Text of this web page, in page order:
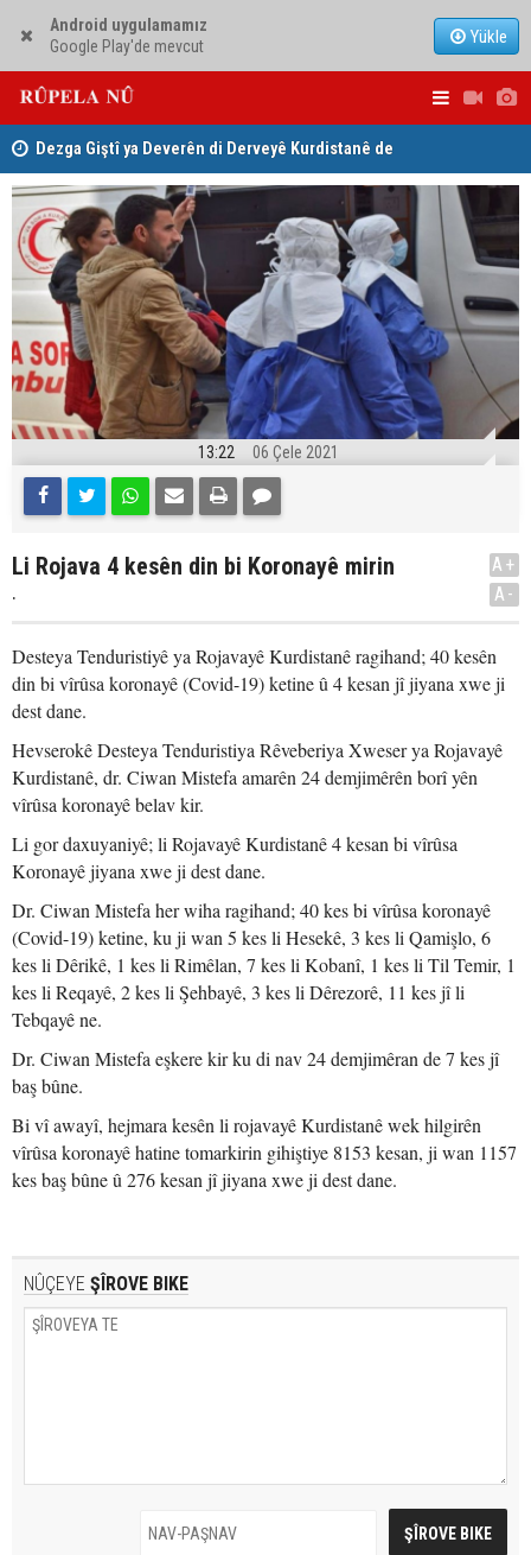
Android uygulamamız
Google Play'de mevcut
Yükle
Dezga Giştî ya Deverên di Derveyê Kurdistanê de
gotinên parêzgere Kerkûkê Muhammed Saman red kir
13:22 06 Çele 2021
Li Rojava 4 kesên din bi Koronayê mirin
.
A+
A-
Desteya Tenduristiyê ya Rojavayê Kurdistanê ragihand; 40 kesên
din bi vîrûsa koronayê (Covid-19) ketine û 4 kesan jî jiyana xwe ji
dest dane.
Hevserokê Desteya Tenduristiya Rêveberiya Xweser ya Rojavayê
Kurdistanê, dr. Ciwan Mistefa amarên 24 demjimêrên borî yên
vîrûsa koronayê belav kir.
Li gor daxuyaniyê; li Rojavayê Kurdistanê 4 kesan bi vîrûsa
Koronayê jiyana xwe ji dest dane.
Dr. Ciwan Mistefa her wiha ragihand; 40 kes bi vîrûsa koronayê
(Covid-19) ketine, ku ji wan 5 kes li Hesekê, 3 kes li Qamişlo, 6
kes li Dêrikê, 1 kes li Rimêlan, 7 kes li Kobanî, 1 kes li Til Temir, 1
kes li Reqayê, 2 kes li Şehbayê, 3 kes li Dêrezorê, 11 kes jî li
Tebqayê ne.
Dr. Ciwan Mistefa eşkere kir ku di nav 24 demjimêran de 7 kes jî
baş bûne.
Bi vî awayî, hejmara kesên li rojavayê Kurdistanê wek hilgirên
vîrûsa koronayê hatine tomarkirin gihiştiye 8153 kesan, ji wan 1157
kes baş bûne û 276 kesan jî jiyana xwe ji dest dane.
NÛÇEYE ŞÎROVE BIKE